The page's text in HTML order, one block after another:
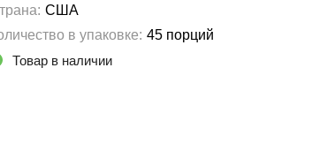
США
в упаковке: 45 порций
Товар в наличии